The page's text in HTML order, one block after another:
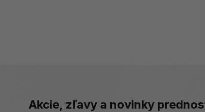
Akcie, zľavy a novinky